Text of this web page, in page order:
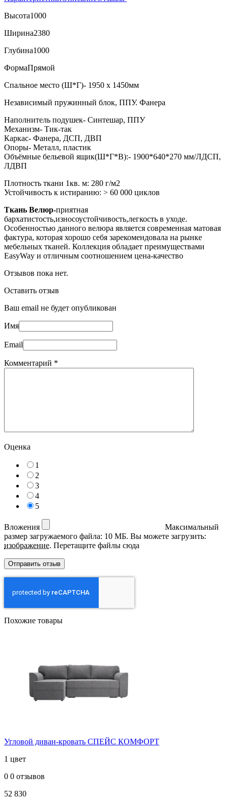
Высота1000
Ширина2380
Глубина1000
ФормаПрямой
Спальное место (Ш*Г)- 1950 x 1450мм
Независимый пружинный блок, ППУ. Фанера
Наполнитель подушек- Синтешар, ППУ
Механизм- Тик-так
Каркас- Фанера, ДСП, ДВП
Опоры- Металл, пластик
Объёмные бельевой ящик(Ш*Г*В):- 1900*640*270 мм/ЛДСП,
ЛДВП
Плотность ткани 1кв. м: 280 г/м2
Устойчивость к истиранию: > 60 000 циклов
Ткань Велюр-приятная
бархатистость,износоустойчивость,легкость в уходе.
Особенностью данного велюра является современная матовая
фактура, которая хорошо себя зарекомендовала на рынке
мебельных тканей. Коллекция обладает преимуществами
EasyWay и отличным соотношением цена-качество
Отзывов пока нет.
Оставить отзыв
Ваш email не будет опубликован
Имя
Email
Комментарий *
Оценка
1
2
3
4
5
Вложения
Максимальный
размер загружаемого файла: 10 МБ. Вы можете загрузить:
изображение. Перетащите файлы сюда
Похожие товары
Угловой диван-кровать СПЕЙС КОМФОРТ
1 цвет
0 0 отзывов
52 830